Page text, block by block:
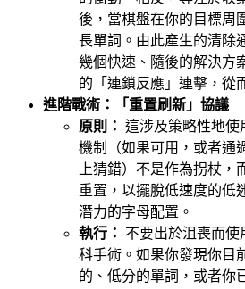
後，當棋盤在你的目標周
長單詞。由此產生的清除
幾個快速、隨後的解決方
的「連鎖反應」連擊，從
進階戰術：「重置刷新」協議
原則： 這涉及策略性地使
機制（如果可用，或者通
上猜錯）不是作為拐杖，
重置，以擺脫低速度的低
潛力的字母配置。
執行：
不要出於沮喪而
科手術。如果你發現你目
的、低分的單詞，或者你